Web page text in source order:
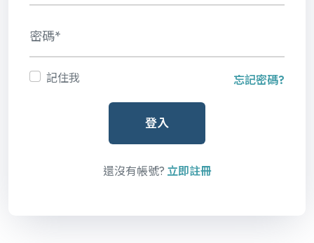
記住我 忘記密碼?
登入
還沒有帳號? 立即註冊